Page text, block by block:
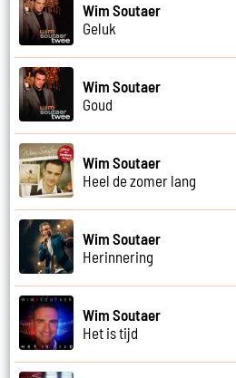
Wim Soutaer
Geluk
Wim Soutaer
Goud
Wim Soutaer
Heel de zomer lang
Wim Soutaer
Herinnering
Wim Soutaer
Het is tijd